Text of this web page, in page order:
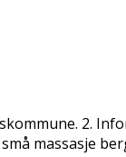
2.
massasje